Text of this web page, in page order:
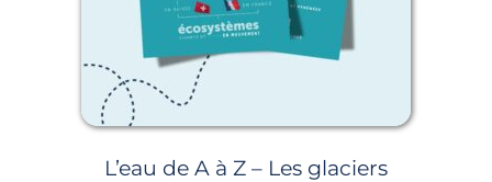
L’eau de A à Z – Les glaciers